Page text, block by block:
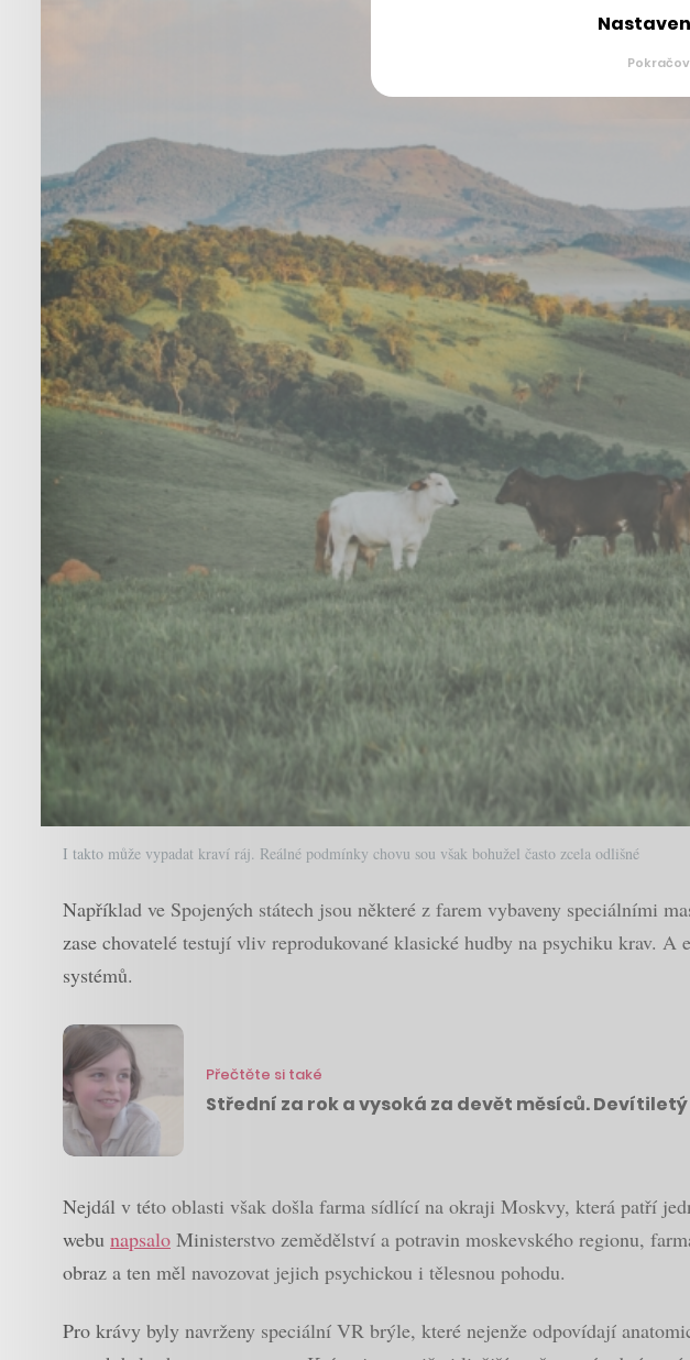
I takto může vypadat kraví ráj. Reálné podmínky chovu sou však bohužel často zcela odlišné
Například ve Spojených státech jsou některé z farem vybaveny speciálními
zase chovatelé testují vliv reprodukované klasické hudby na psychiku krav.
systémů.
Přečtěte si také
Střední za rok a vysoká za devět měsíců.
Nejdál v této oblasti však došla farma sídlící na okraji Moskvy, která patří
webu napsalo Ministerstvo zemědělství a potravin moskevského regionu,
obraz a ten měl navozovat jejich psychickou i tělesnou pohodu.
Pro krávy byly navrženy speciální VR brýle, které nejenže odpovídají